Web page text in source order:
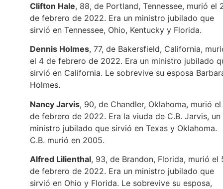
Clifton Hale, 88, de Portland, Tennessee, murió el
de febrero de 2022. Era un ministro jubilado que
sirvió en Tennessee, Ohio, Kentucky y Florida.
Dennis Holmes, 77, de Bakersfield, California,
el 4 de febrero de 2022. Era un ministro jubilado
sirvió en California. Le sobrevive su esposa
Holmes.
Nancy Jarvis, 90, de Chandler, Oklahoma, murió
de febrero de 2022. Era la viuda de C.B. Jarvis, un
ministro jubilado que sirvió en Texas y Oklahoma.
C.B. murió en 2005.
Alfred Lilienthal, 93, de Brandon, Florida, murió el
de febrero de 2022. Era un ministro jubilado que
sirvió en Ohio y Florida. Le sobrevive su esposa,